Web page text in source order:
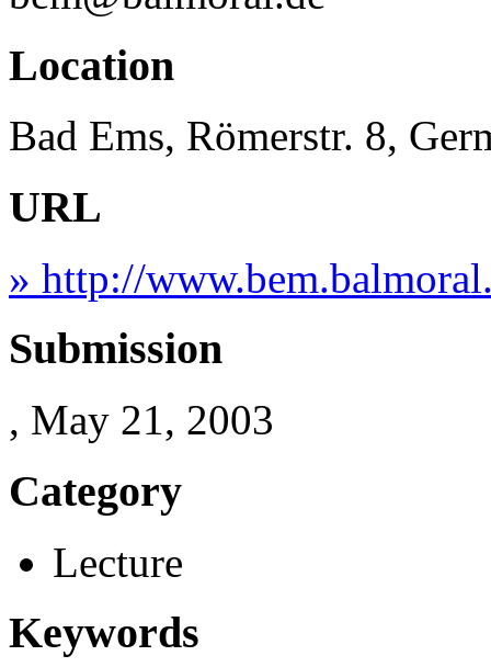
Location
Bad Ems, Römerstr. 8,
URL
» http://
Submission
, May 21, 2003
Category
Lecture
Keywords